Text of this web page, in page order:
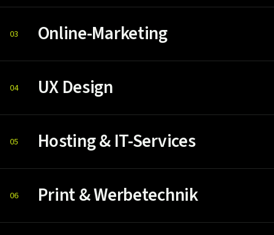
03 Online-Marketing
04 UX Design
05 Hosting & IT-Services
06 Print & Werbetechnik